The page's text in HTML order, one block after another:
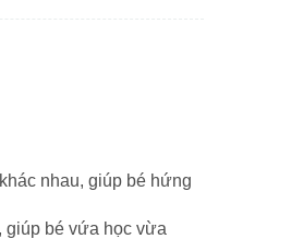
nhau, giúp bé hứng
giúp bé vứa học vừa